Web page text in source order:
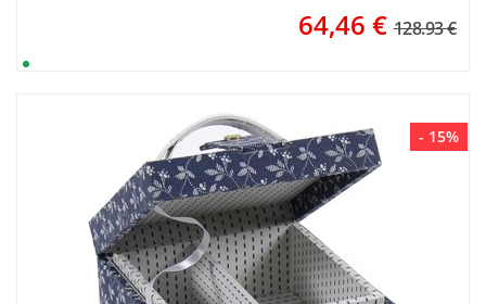
64,46 € 128.93 €
- 15%